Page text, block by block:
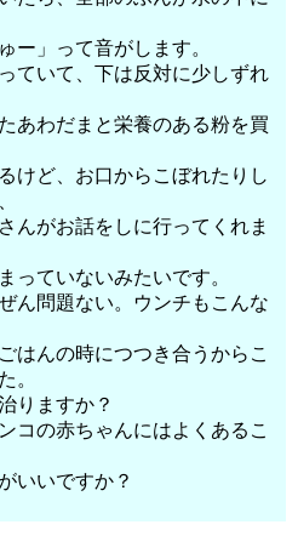
ー」って音がします。
ていて、下は反対に少しずれ
あわだまと栄養のある粉を買
けど、お口からこぼれたりし
んがお話をしに行ってくれま
っていないみたいです。
ん問題ない。ウンチもこんな
はんの時につつき合うからこ
。
りますか？
コの赤ちゃんにはよくあるこ
いいですか？